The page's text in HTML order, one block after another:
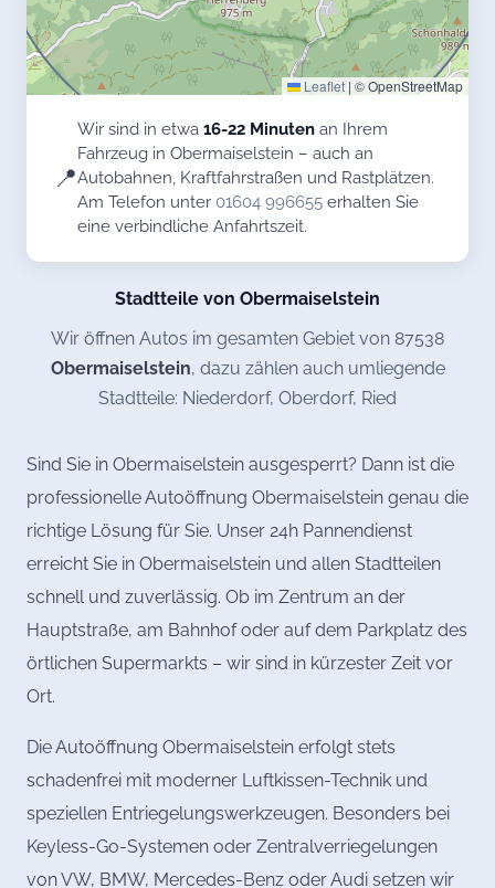
Leaflet |© OpenStreetMap
📍
Wir sind in etwa 16-22 Minuten an Ihrem
Fahrzeug in Obermaiselstein – auch an
Autobahnen, Kraftfahrstraßen und Rastplätzen.
Am Telefon unter 01604 996655 erhalten Sie
eine verbindliche Anfahrtszeit.
Stadtteile von Obermaiselstein
Wir öffnen Autos im gesamten Gebiet von 87538
Obermaiselstein, dazu zählen auch umliegende
Stadtteile: Niederdorf, Oberdorf, Ried
Sind Sie in Obermaiselstein ausgesperrt? Dann ist die
professionelle Autoöffnung Obermaiselstein genau die
richtige Lösung für Sie. Unser 24h Pannendienst
erreicht Sie in Obermaiselstein und allen Stadtteilen
schnell und zuverlässig. Ob im Zentrum an der
Hauptstraße, am Bahnhof oder auf dem Parkplatz des
örtlichen Supermarkts – wir sind in kürzester Zeit vor
Ort.
Die Autoöffnung Obermaiselstein erfolgt stets
schadenfrei mit moderner Luftkissen-Technik und
speziellen Entriegelungswerkzeugen. Besonders bei
Keyless-Go-Systemen oder Zentralverriegelungen
von VW, BMW, Mercedes-Benz oder Audi setzen wir